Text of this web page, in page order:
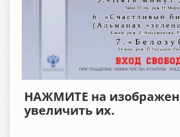
НАЖМИТЕ на
увеличить их.